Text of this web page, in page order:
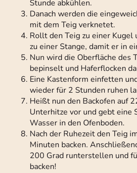
Stunde abkühlen.
Danach werden die
mit dem Teig verknetet.
Rollt den Teig zu einer Kugel
zu einer Stange, damit er in
Nun wird die Oberfläche des
bepinselt und Haferflocken
Eine Kastenform einfetten
wieder für 2 Stunden ruhen
Heißt nun den Backofen auf
Unterhitze vor und gebt eine
Wasser in den Ofenboden.
Nach der Ruhezeit den Teig
Minuten backen.
200 Grad runterstellen und
backen!